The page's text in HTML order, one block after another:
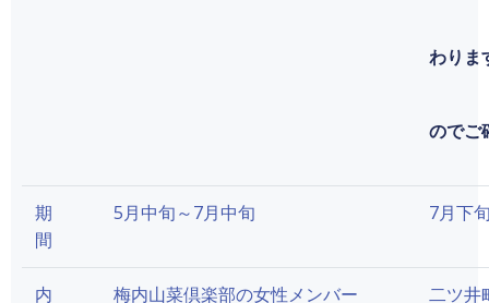
わりま
のでご
期
間
5月中旬～7月中旬 7月下
内
梅内山菜倶楽部の女性メンバー
二ツ井